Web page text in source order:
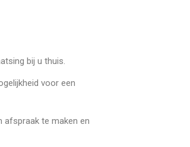
bij u thuis.
voor een
afspraak te maken en